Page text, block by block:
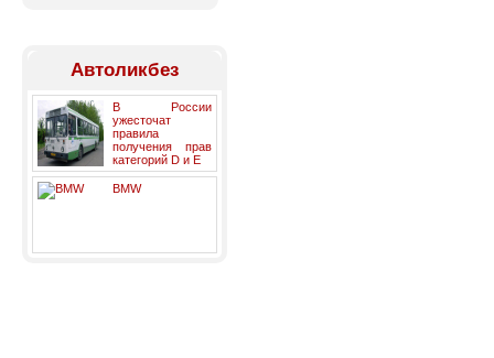
Автоликбез
В России
ужесточат
правила
получения прав
категорий D и E
BMW